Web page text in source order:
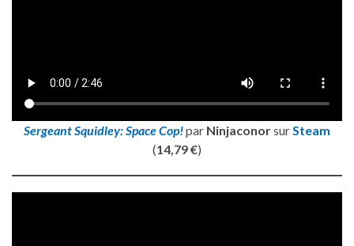
Sergeant Squidley: Space Cop!par NinjaconorsurSteam
(14,79 €)